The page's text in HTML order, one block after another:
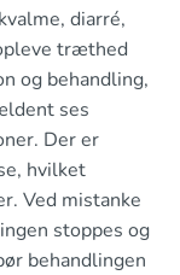
diarré,
træthed
og behandling,
ses
Der er
hvilket
Ved mistanke
stoppes og
behandlingen